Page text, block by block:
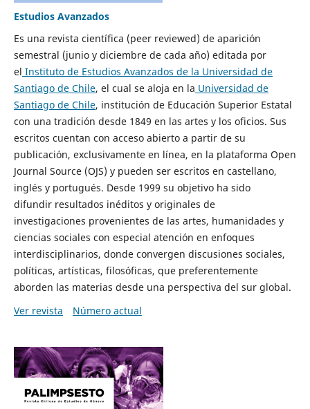
Estudios Avanzados
Es una revista científica (peer reviewed) de aparición
semestral (junio y diciembre de cada año) editada por
el Instituto de Estudios Avanzados de la Universidad de
Santiago de Chile, el cual se aloja en la Universidad de
Santiago de Chile, institución de Educación Superior Estatal
con una tradición desde 1849 en las artes y los oficios. Sus
escritos cuentan con acceso abierto a partir de su
publicación, exclusivamente en línea, en la plataforma Open
Journal Source (OJS) y pueden ser escritos en castellano,
inglés y portugués. Desde 1999 su objetivo ha sido
difundir resultados inéditos y originales de
investigaciones provenientes de las artes, humanidades y
ciencias sociales con especial atención en enfoques
interdisciplinarios, donde convergen discusiones sociales,
políticas, artísticas, filosóficas, que preferentemente
aborden las materias desde una perspectiva del sur global.
Ver revista
Número actual